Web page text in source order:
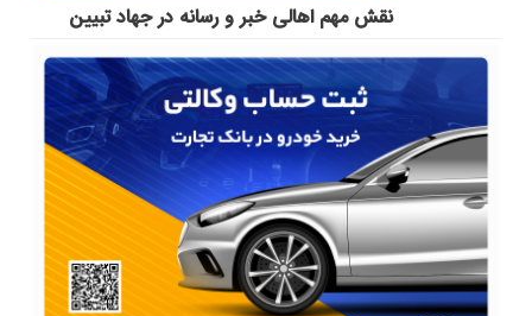
نقش مهم اهالی خبر و رسانه در جهاد تبیین